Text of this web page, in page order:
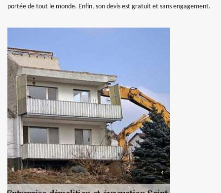
portée de tout le monde. Enfin, son devis est gratuit et sans engagement.